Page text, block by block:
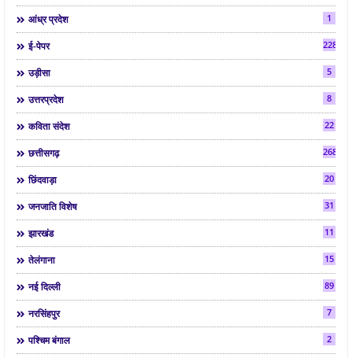
आंध्र प्रदेश 1
ई-पेपर 2286
उड़ीसा 5
उत्तरप्रदेश 8
कविता संदेश 22
छत्तीसगढ़ 268
छिंदवाड़ा 20
जनजाति विशेष 31
झारखंड 11
तेलंगाना 15
नई दिल्ली 89
नरसिंहपुर 7
पश्चिम बंगाल 2